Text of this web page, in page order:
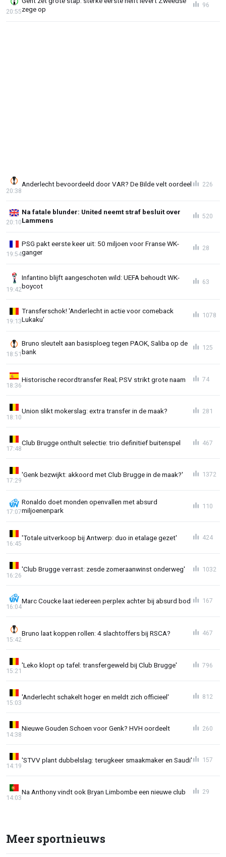
zege op
20:55
96
Anderlecht bevoordeeld door VAR? De Bilde velt oordeel
20:38
226
Na fatale blunder: United neemt straf besluit over
Lammens
20:10
520
PSG pakt eerste keer uit: 50 miljoen voor Franse WK-
ganger
19:54
28
Infantino blijft aangeschoten wild: UEFA behoudt WK-
boycot
19:42
63
Transferschok! 'Anderlecht in actie voor comeback
Lukaku'
19:13
1078
Bruno sleutelt aan basisploeg tegen PAOK, Saliba op de
bank
18:51
125
Historische recordtransfer Real; PSV strikt grote naam
18:36
74
Union slikt mokerslag: extra transfer in de maak?
18:10
281
Club Brugge onthult selectie: trio definitief buitenspel
17:48
467
'Genk bezwijkt: akkoord met Club Brugge in de maak?'
17:29
1372
Ronaldo doet monden openvallen met absurd
miljoenenpark
17:07
110
'Totale uitverkoop bij Antwerp: duo in etalage gezet'
16:45
424
'Club Brugge verrast: zesde zomeraanwinst onderweg'
16:26
1032
Marc Coucke laat iedereen perplex achter bij absurd bod
16:04
167
Bruno laat koppen rollen: 4 slachtoffers bij RSCA?
15:42
467
'Leko klopt op tafel: transfergeweld bij Club Brugge'
15:21
796
'Anderlecht schakelt hoger en meldt zich officieel'
15:03
812
Nieuwe Gouden Schoen voor Genk? HVH oordeelt
14:38
260
'STVV plant dubbelslag: terugkeer smaakmaker en Saudi'
14:19
157
Na Anthony vindt ook Bryan Limbombe een nieuwe club
14:03
29
Meer sportnieuws